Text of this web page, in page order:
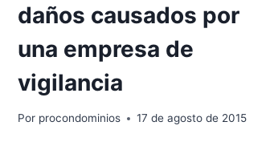
daños causados por
una empresa de
vigilancia
Por procondominios 17 de agosto de 2015